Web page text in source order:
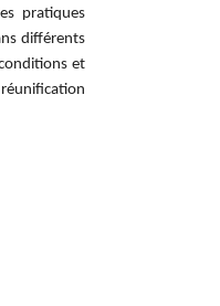
pratiques
différents
et